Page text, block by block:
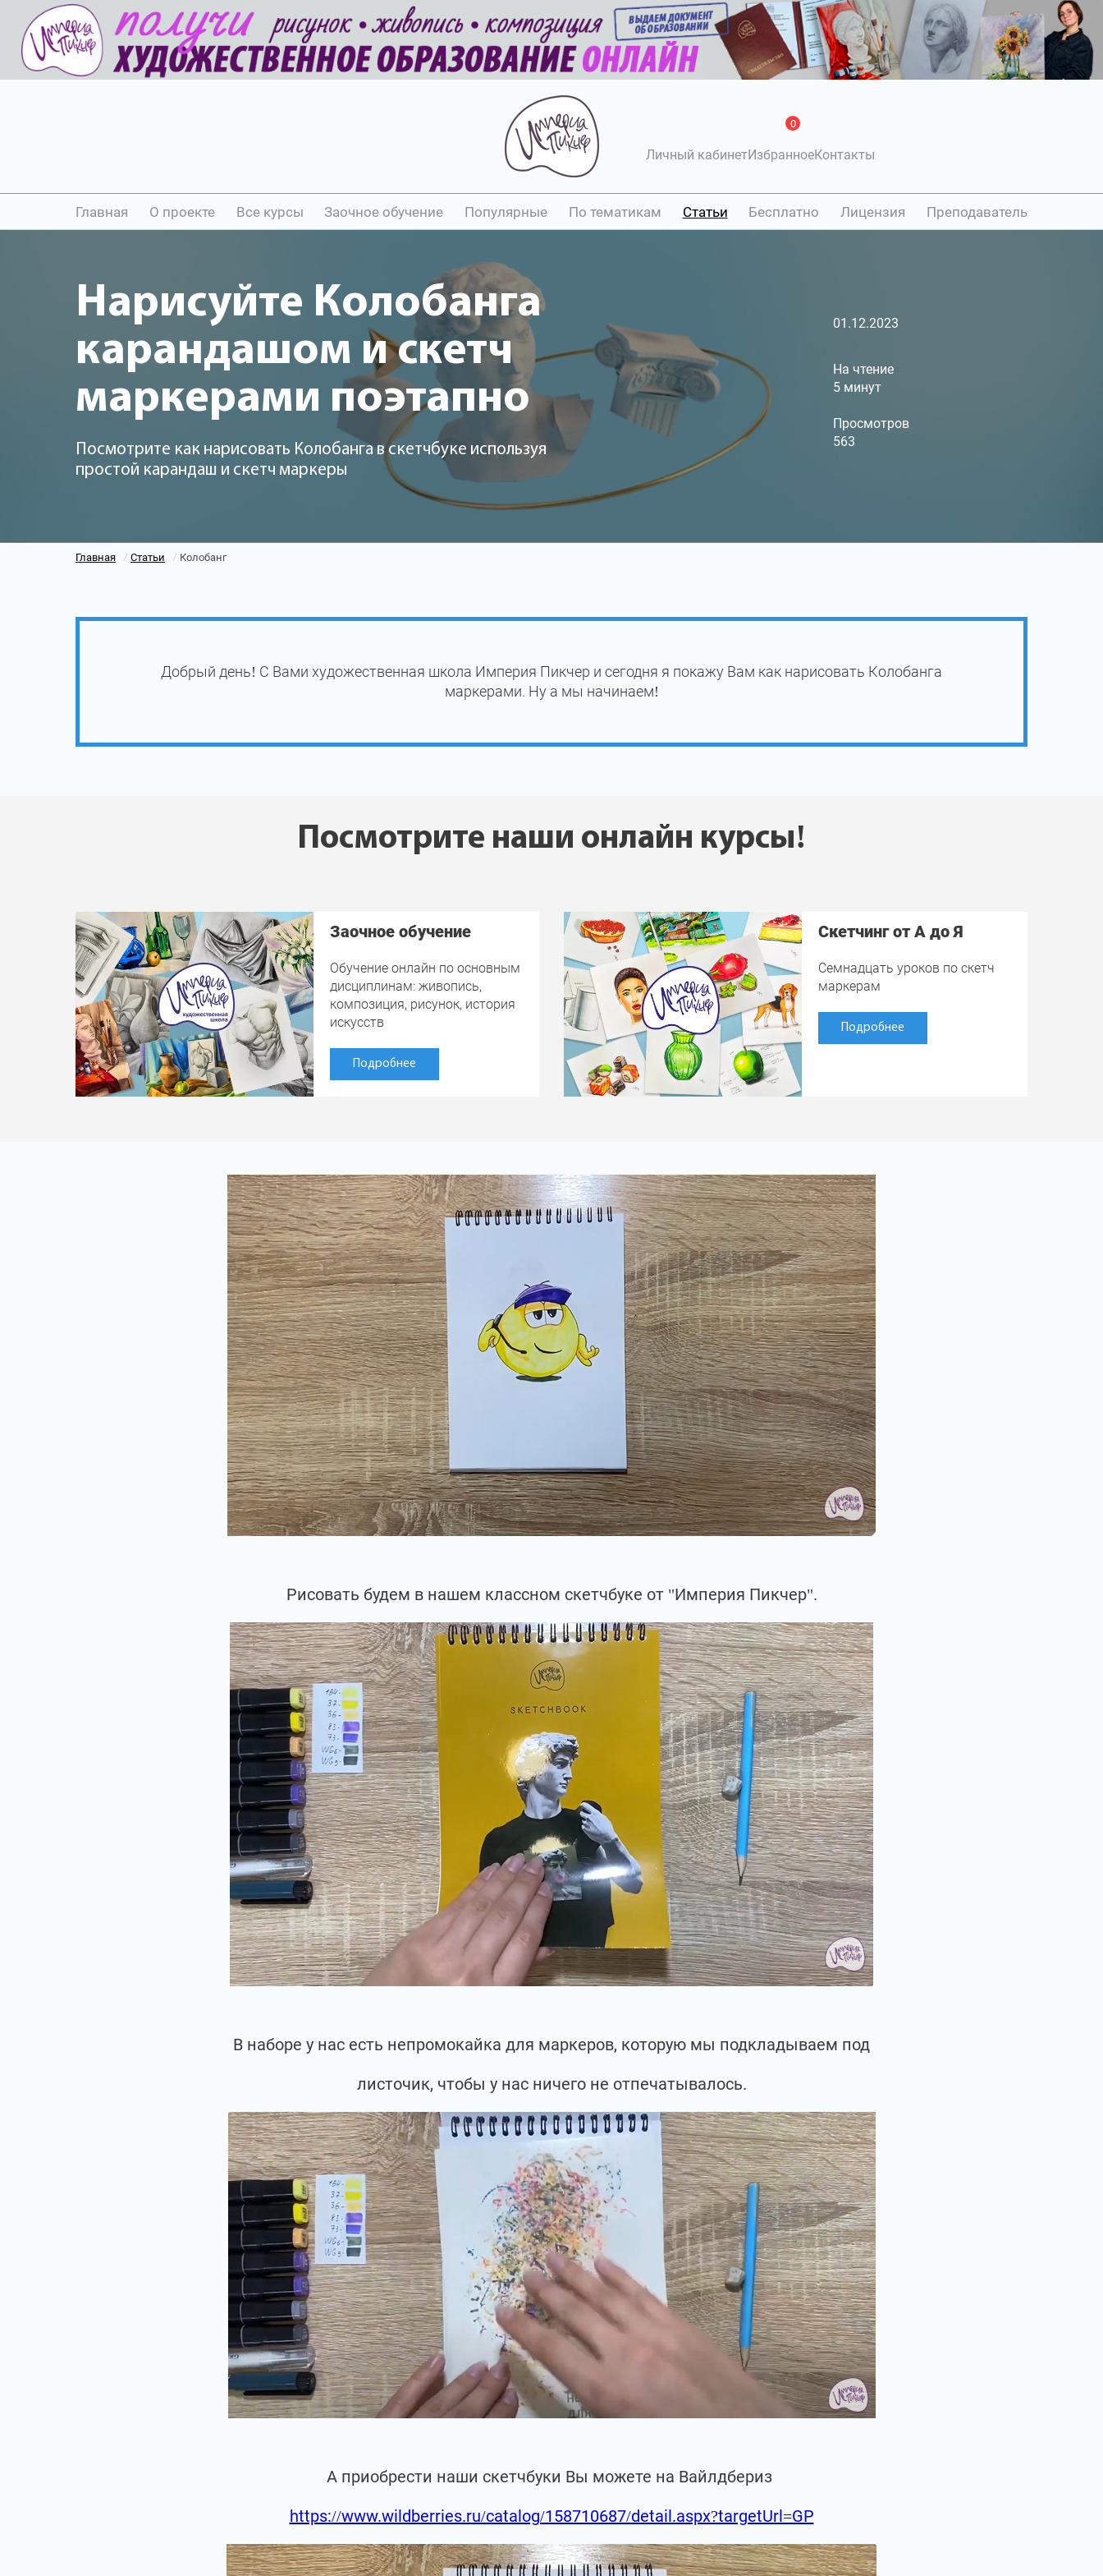
Личный кабинетИзбранное
0
Контакты
Главная О проекте Все курсы Заочное обучение Популярные По тематикам Статьи Бесплатно Лицензия Преподаватель
Нарисуйте Колобанга
карандашом и скетч
маркерами поэтапно
Посмотрите как нарисовать Колобанга в скетчбуке используя
простой карандаш и скетч маркеры
01.12.2023
На чтение
5 минут
Просмотров
563
Главная / Статьи / Колобанг
Добрый день! С Вами художественная школа Империя Пикчер и сегодня я покажу Вам как нарисовать Колобанга
маркерами. Ну а мы начинаем!
Посмотрите наши онлайн курсы!
Заочное обучение
Обучение онлайн по основным
дисциплинам: живопись,
композиция, рисунок, история
искусств
Подробнее
Скетчинг от А до Я
Семнадцать уроков по скетч
маркерам
Подробнее
Рисовать будем в нашем классном скетчбуке от "Империя Пикчер".
В наборе у нас есть непромокайка для маркеров, которую мы подкладываем под
листочик, чтобы у нас ничего не отпечатывалось.
А приобрести наши скетчбуки Вы можете на Вайлдбериз
https://www.wildberries.ru/catalog/158710687/detail.aspx?targetUrl=GP